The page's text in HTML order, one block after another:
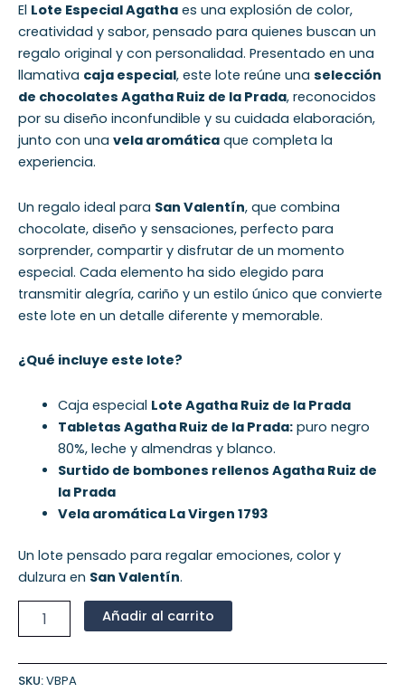
El Lote Especial Agatha es una explosión de color,
creatividad y sabor, pensado para quienes buscan un
regalo original y con personalidad. Presentado en una
llamativa caja especial, este lote reúne una selección
de chocolates Agatha Ruiz de la Prada, reconocidos
por su diseño inconfundible y su cuidada elaboración,
junto con una vela aromática que completa la
experiencia.
Un regalo ideal para San Valentín, que combina
chocolate, diseño y sensaciones, perfecto para
sorprender, compartir y disfrutar de un momento
especial. Cada elemento ha sido elegido para
transmitir alegría, cariño y un estilo único que convierte
este lote en un detalle diferente y memorable.
¿Qué incluye este lote?
Caja especial Lote Agatha Ruiz de la Prada
Tabletas Agatha Ruiz de la Prada: puro negro
80%, leche y almendras y blanco.
Surtido de bombones rellenos Agatha Ruiz de
la Prada
Vela aromática La Virgen 1793
Un lote pensado para regalar emociones, color y
dulzura en San Valentín.
Añadir al carrito
SKU:VBPA